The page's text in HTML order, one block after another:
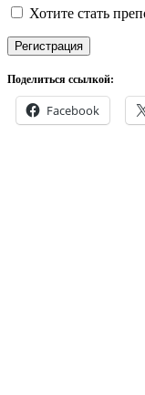
Хотите стать
Регистрация
Поделиться ссылкой:
Facebook